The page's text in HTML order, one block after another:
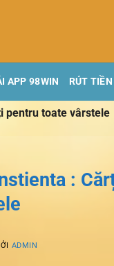
APP 98WIN RÚT
pentru toate vârstele
:
ADMIN